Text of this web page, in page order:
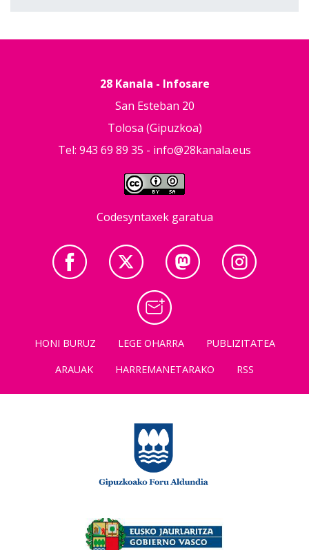
28 Kanala - Infosare
San Esteban 20
Tolosa (Gipuzkoa)
Tel: 943 69 89 35 - info@28kanala.eus
Codesyntaxek garatua
HONI BURUZ LEGE OHARRA
PUBLIZITATEA
ARAUAK
HARREMANETARAKO RSS